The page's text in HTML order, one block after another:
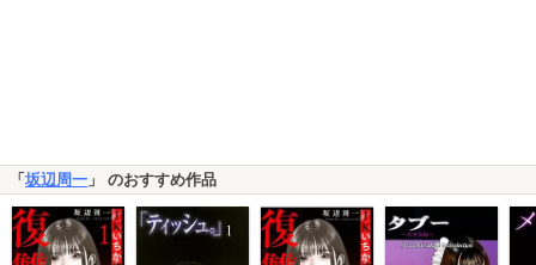
「 坂辺周一 」 のおすすめ作品